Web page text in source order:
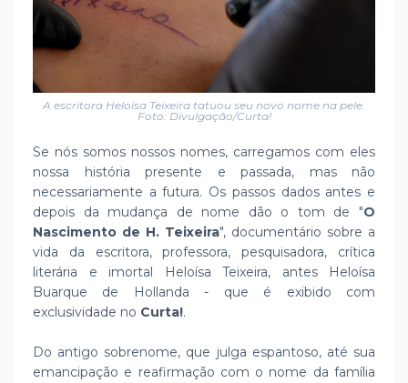
A escritora Heloísa Teixeira tatuou seu novo nome na pele.
Foto: Divulgação/Curta!
Se nós somos nossos nomes, carregamos com eles
nossa história presente e passada, mas não
necessariamente a futura. Os passos dados antes e
depois da mudança de nome dão o tom de "O
Nascimento de H. Teixeira", documentário sobre a
vida da escritora, professora, pesquisadora, crítica
literária e imortal Heloísa Teixeira, antes Heloísa
Buarque de Hollanda - que é exibido com
exclusividade no Curta!.
Do antigo sobrenome, que julga espantoso, até sua
emancipação e reafirmação com o nome da família